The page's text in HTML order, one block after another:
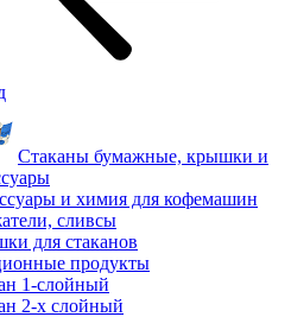
Стаканы бумажные, крышки и
и химия для кофемашин
сливсы
для стаканов
продукты
1-слойный
2-х слойный